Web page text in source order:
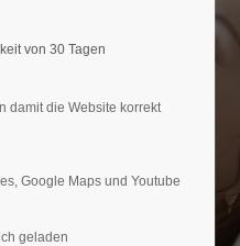
von 30 Tagen
damit die Website korrekt
Google Maps und Youtube
geladen